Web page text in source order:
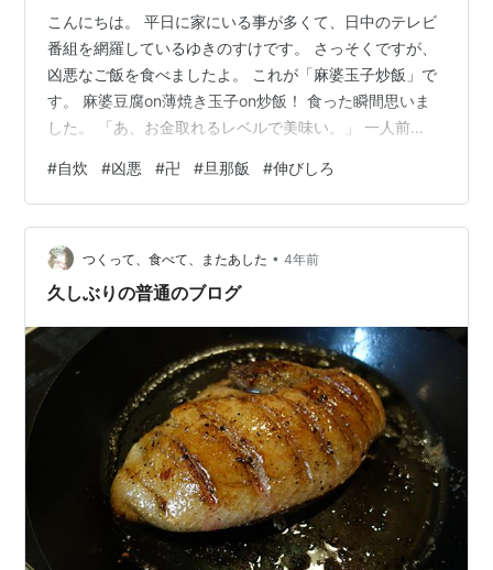
こんにちは。 平日に家にいる事が多くて、日中のテレビ
番組を網羅しているゆきのすけです。 さっそくですが、
凶悪なご飯を食べましたよ。 これが「麻婆玉子炒飯」で
す。 麻婆豆腐on薄焼き玉子on炒飯！ 食った瞬間思いま
した。 「あ、お金取れるレベルで美味い。」 一人前
るのがナイスです。 一緒に食べても良し、それぞれ単体
で食べても良し。 何より美味い×美味いですし、そら美
味くなりますわ。 ↑この通り、ちゃんと炒飯にしてま
す。 （炒飯は小エビ、ねぎ、玉子を入れました。） 麻婆
豆腐は、よくある豆腐だけで作れる麻婆豆腐の素で作り
#自炊 #凶悪 #卍 #旦那飯 #伸びしろ
つくって、食べて、またあした • 4年前
久しぶりの普通のブログ